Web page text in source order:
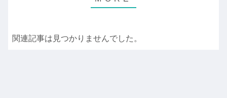
関連記事は見つかりませんでした。